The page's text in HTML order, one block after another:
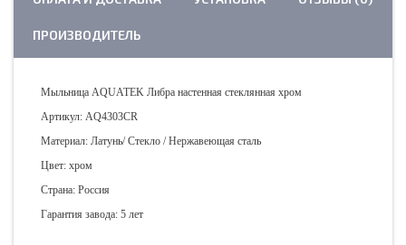
ПРОИЗВОДИТЕЛЬ
Мыльница AQUATEK Либра настенная стеклянная хром
Артикул: AQ4303CR
Материал: Латунь/ Стекло / Нержавеющая сталь
Цвет: хром
Страна: Россия
Гарантия завода: 5 лет